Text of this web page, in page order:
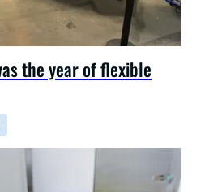
the year of flexible